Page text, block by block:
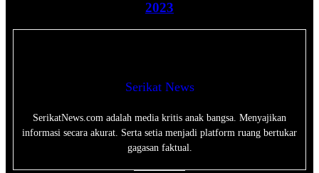
2023
Serikat News
SerikatNews.com adalah media kritis anak bangsa. Menyajikan
informasi secara akurat. Serta setia menjadi platform ruang bertukar
gagasan faktual.